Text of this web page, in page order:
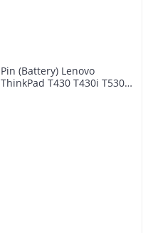
Pin (Battery) Lenovo
ThinkPad T430 T430i T530